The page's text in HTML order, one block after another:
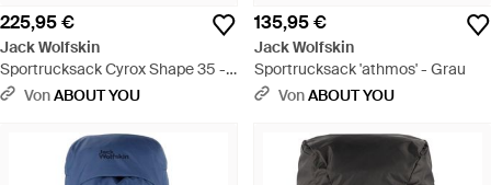
225,95 €
Jack Wolfskin
Sportrucksack Cyrox Shape 35 -
BlauVonABOUT YOU
135,95 €
Jack Wolfskin
Sportrucksack 'athmos' - Grau
VonABOUT YOU